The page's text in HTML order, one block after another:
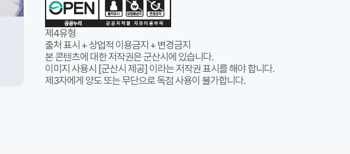
제4유형
출처 표시 + 상업적 이용금지 + 변경금지
본 콘텐츠에 대한 저작권은 군산시에 있습니다.
이미지 사용시 [군산시 제공] 이라는 저작권 표시를 해야 합니다.
제3자에게 양도 또는 무단으로 독점 사용이 불가합니다.